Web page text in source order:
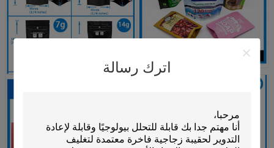
اترك رسالة